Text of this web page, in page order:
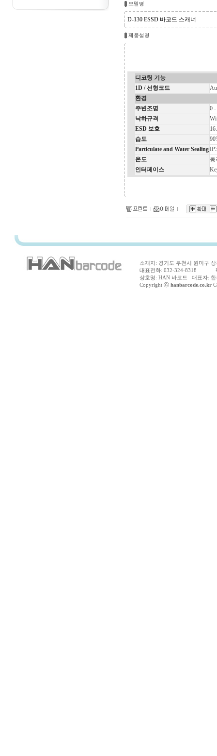
D-130 ESSD 바코드 스캐너
디코팅 기능
1D / 선형코드
환경
주변조명
0
낙하규격
ESD 보호
습도
Particulate and Water Sealing
온도
동
인터페이스
소재지: 경기도 부천시 원미구
대표전화: 032-324-8318 팩
상호명: HAN 바코드 대표자:
Copyright ⓒ hanbarcode.co.kr